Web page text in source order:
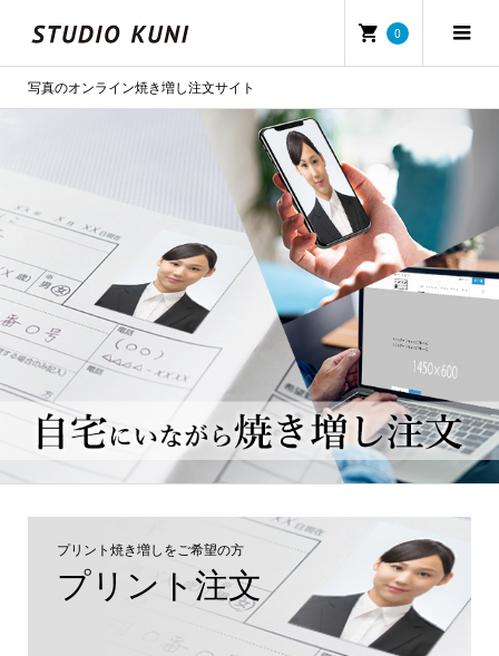
0
写真のオンライン焼き増し注文サイト
プリント焼き増しをご希望の方
プリント注文